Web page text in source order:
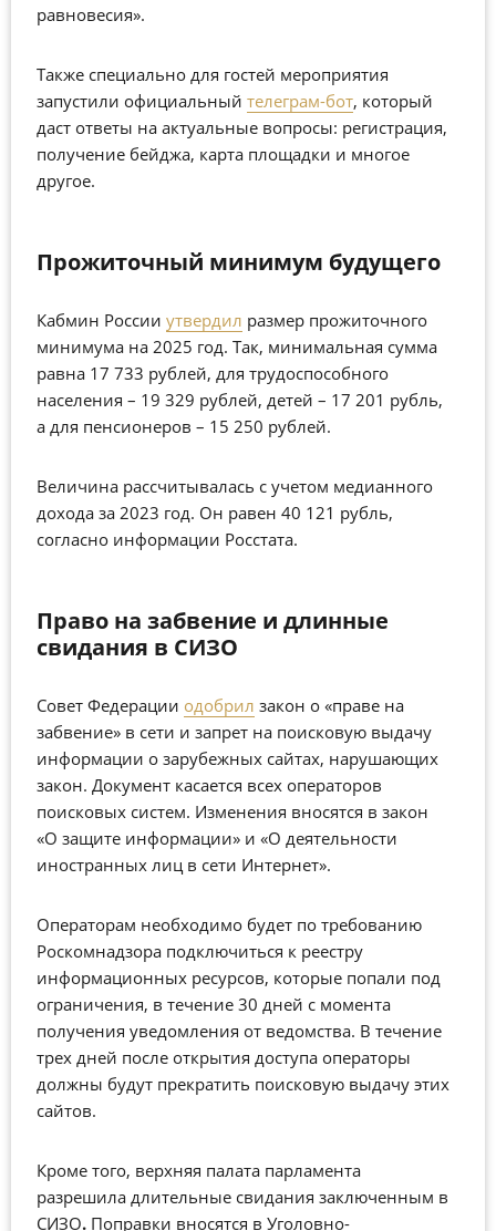
равновесия».
Также специально для гостей мероприятия
запустили официальный телеграм-бот, который
даст ответы на актуальные вопросы: регистрация,
получение бейджа, карта площадки и многое
другое.
Прожиточный минимум будущего
Кабмин России утвердил размер прожиточного
минимума на 2025 год. Так, минимальная сумма
равна 17 733 рублей, для трудоспособного
населения – 19 329 рублей, детей – 17 201 рубль,
а для пенсионеров – 15 250 рублей.
Величина рассчитывалась с учетом медианного
дохода за 2023 год. Он равен 40 121 рубль,
согласно информации Росстата.
Право на забвение и длинные
свидания в СИЗО
Совет Федерации одобрил закон о «праве на
забвение» в сети и запрет на поисковую выдачу
информации о зарубежных сайтах, нарушающих
закон. Документ касается всех операторов
поисковых систем. Изменения вносятся в закон
«О защите информации» и «О деятельности
иностранных лиц в сети Интернет».
Операторам необходимо будет по требованию
Роскомнадзора подключиться к реестру
информационных ресурсов, которые попали под
ограничения, в течение 30 дней с момента
получения уведомления от ведомства. В течение
трех дней после открытия доступа операторы
должны будут прекратить поисковую выдачу этих
сайтов.
Кроме того, верхняя палата парламента
разрешила длительные свидания заключенным в
СИЗО. Поправки вносятся в Уголовно-